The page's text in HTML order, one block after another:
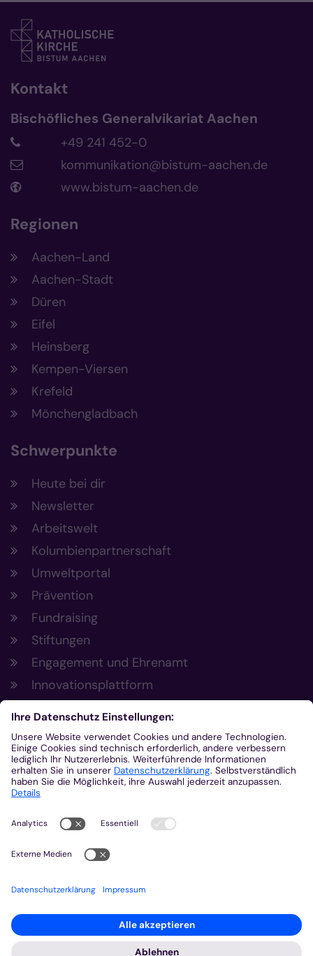
Kontakt
Bischöfliches Generalvikariat Aachen
+49 241 452-0
kommunikation@bistum-aachen.de
www.bistum-aachen.de
Regionen
Aachen-Land
Aachen-Stadt
Düren
Eifel
Heinsberg
Kempen-Viersen
Krefeld
Mönchengladbach
Schwerpunkte
Heute bei dir
Newsletter
Arbeitswelt
Kolumbienpartnerschaft
Umweltportal
Prävention
Fundraising
Stiftungen
Engagement und Ehrenamt
Innovationsplattform
Aus der Plattform
Nachrichten
Veranstaltungen
Gottesdienste
Stellenangebote
Kirchenzeitung
Amtsblatt (Kirchlicher Anzeiger)
Rechtsdatenbank
Meldestelle gemäß Hinweisgeberschutzgesetz